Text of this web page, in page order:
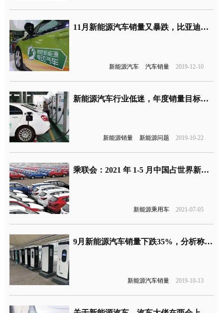
11月新能源汽车销量又暴跌，比亚迪和北汽“沦陷”
新能源汽车 汽车销量 2019-12-10
新能源汽车行业低迷，年度销量目标被迫下调
新能源销量 新能源问题 2019-10-22
乘联会：2021 年 1-5 月中国占世界新能源乘用车份额为 47%
新能源乘用车 2021-07-05
9月新能源汽车销量下跌35%，分析称将迎来断崖式下滑
新能源汽车销量 2019-10-13